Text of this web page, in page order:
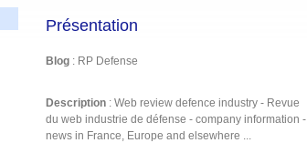
Présentation
Blog : RP Defense
Description : Web review defence industry - Revue
du web industrie de défense - company information -
news in France, Europe and elsewhere ...